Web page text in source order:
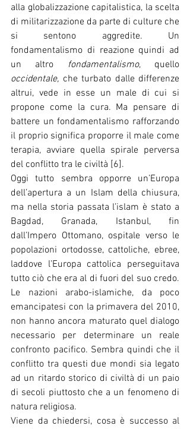
alla globalizzazione capitalistica, la scelta
di militarizzazione da parte di culture che
si sentono aggredite. Un
fondamentalismo di reazione quindi ad
un altro fondamentalismo
occidentale, che turbato dalle differenze
altrui, vede in esse un male di cui si
propone come la cura. Ma pensare di
battere un fondamentalismo rafforzando
il proprio significa proporre il male come
terapia, avviare quella spirale perversa
del conflitto tra le civiltà [6].
Oggi tutto sembra opporre un’Europa
dell’apertura a un Islam della chiusura,
ma nella storia passata l’islam è stato a
Bagdad, Granada, Istanbul, fin
dall’Impero Ottomano, ospitale verso le
popolazioni ortodosse, cattoliche, ebree,
laddove l’Europa cattolica perseguitava
tutto ciò che era al di fuori del suo credo.
Le nazioni arabo-islamiche, da poco
emancipatesi con la primavera del 2010,
non hanno ancora maturato quel dialogo
necessario per determinare un reale
confronto pacifico. Sembra quindi che il
conflitto tra questi due mondi sia legato
ad un ritardo storico di civiltà di un paio
di secoli piuttosto che a un fenomeno di
natura religiosa.
Viene da chiedersi, cosa è successo al